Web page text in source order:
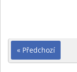
« Předchozí